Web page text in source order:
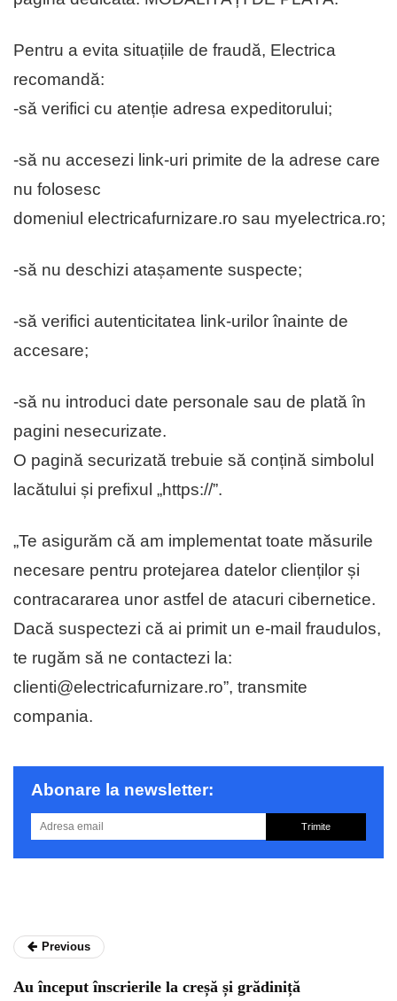
Pentru a evita situațiile de fraudă, Electrica
recomandă:
-să verifici cu atenție adresa expeditorului;
-să nu accesezi link-uri primite de la adrese care
nu folosesc
domeniul electricafurnizare.ro sau myelectrica.ro;
-să nu deschizi atașamente suspecte;
-să verifici autenticitatea link-urilor înainte de
accesare;
-să nu introduci date personale sau de plată în
pagini nesecurizate.
O pagină securizată trebuie să conțină simbolul
lacătului și prefixul „https://”.
„Te asigurăm că am implementat toate măsurile
necesare pentru protejarea datelor clienților și
contracararea unor astfel de atacuri cibernetice.
Dacă suspectezi că ai primit un e-mail fraudulos,
te rugăm să ne contactezi la:
clienti@electricafurnizare.ro”, transmite
compania.
Abonare la newsletter:
Trimite
Previous
Au început înscrierile la creșă și grădiniță